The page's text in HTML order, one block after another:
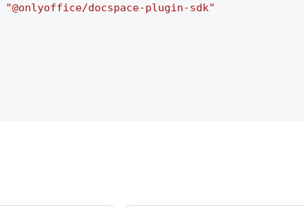
"@onlyoffice/docspace-plugin-sdk"